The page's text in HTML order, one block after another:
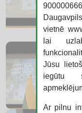
vietnē
lai
Jūsu
iegūtu
Ar pilnu